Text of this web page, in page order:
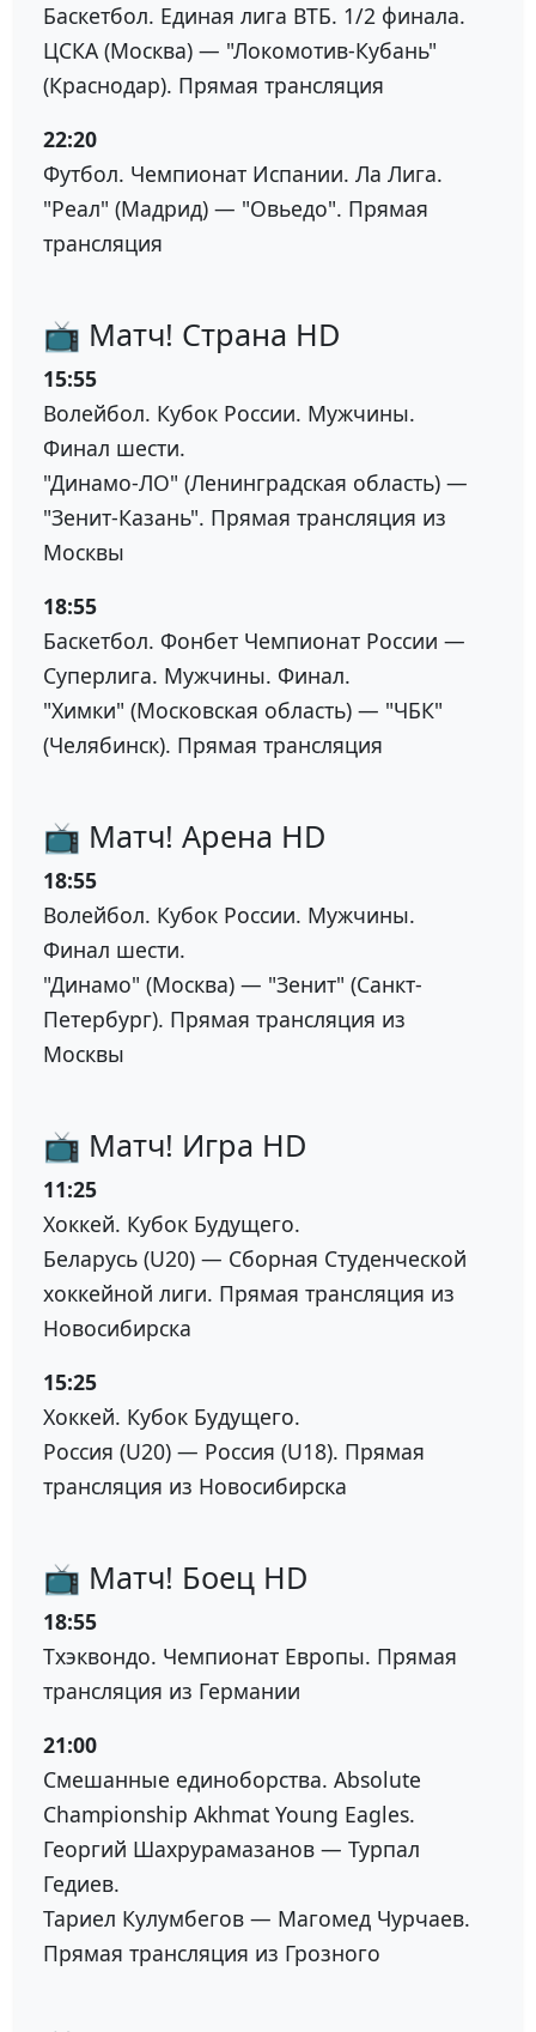
Баскетбол. Единая лига ВТБ. 1/2 финала.
ЦСКА (Москва) — "Локомотив-Кубань"
(Краснодар). Прямая трансляция
22:20
Футбол. Чемпионат Испании. Ла Лига.
"Реал" (Мадрид) — "Овьедо". Прямая
трансляция
📺 Матч! Страна HD
15:55
Волейбол. Кубок России. Мужчины.
Финал шести.
"Динамо-ЛО" (Ленинградская область) —
"Зенит-Казань". Прямая трансляция из
Москвы
18:55
Баскетбол. Фонбет Чемпионат России —
Суперлига. Мужчины. Финал.
"Химки" (Московская область) — "ЧБК"
(Челябинск). Прямая трансляция
📺 Матч! Арена HD
18:55
Волейбол. Кубок России. Мужчины.
Финал шести.
"Динамо" (Москва) — "Зенит" (Санкт-
Петербург). Прямая трансляция из
Москвы
📺 Матч! Игра HD
11:25
Хоккей. Кубок Будущего.
Беларусь (U20) — Сборная Студенческой
хоккейной лиги. Прямая трансляция из
Новосибирска
15:25
Хоккей. Кубок Будущего.
Россия (U20) — Россия (U18). Прямая
трансляция из Новосибирска
📺 Матч! Боец HD
18:55
Тхэквондо. Чемпионат Европы. Прямая
трансляция из Германии
21:00
Смешанные единоборства. Absolute
Championship Akhmat Young Eagles.
Георгий Шахрурамазанов — Турпал
Гедиев.
Тариел Кулумбегов — Магомед Чурчаев.
Прямая трансляция из Грозного